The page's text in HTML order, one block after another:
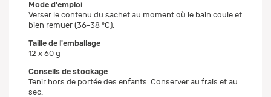
Mode d'emploi
Verser le contenu du sachet au moment où le bain coule et
bien remuer (36-38 °C).
Taille de l'emballage
12 x 60 g
Conseils de stockage
Tenir hors de portée des enfants. Conserver au frais et au
sec.